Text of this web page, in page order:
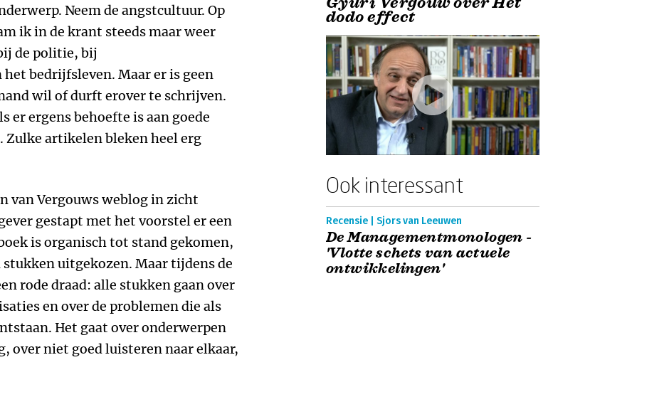
Neem de angstcultuur. Op
ik in de krant steeds maar weer
de politie, bij
bedrijfsleven. Maar er is geen
wil of durft erover te schrijven.
er ergens behoefte is aan goede
Zulke artikelen bleken heel erg
van Vergouws weblog in zicht
gestapt met het voorstel er een
is organisch tot stand gekomen,
uitgekozen. Maar tijdens de
rode draad: alle stukken gaan over
en over de problemen die als
Het gaat over onderwerpen
over niet goed luisteren naar elkaar,
dodo effect
Ook interessant
Recensie | Sjors van Leeuwen
De Managementmonologen -
'Vlotte schets van actuele
ontwikkelingen'